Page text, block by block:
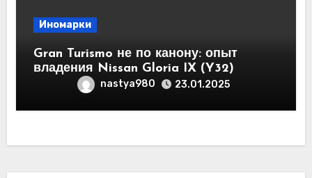
Иномарки
Gran Turismo не по канону: опыт
владения Nissan Gloria IX (Y32)
nastya980 23.01.2025